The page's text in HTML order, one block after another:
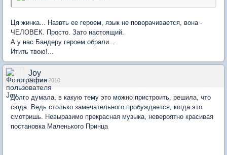
Ця жинка... Назвть ее героем, язык не поворачивается, вона -
ЧЕЛОВЕК. Просто. Зато настоящий.
А у нас Бандеру героем обрали...
Итить твою!...
Joy
21 фев 2010
Долго думала, в какую тему это можно пристроить, решила, что
сюда. Ведь столько замечательного пробуждается, когда это
смотришь. Невыразимо прекрасная музыка, невероятно красивая
постановка Маленького Принца